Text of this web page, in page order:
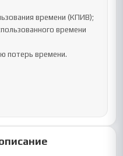
времени (КПИВ);
времени
потерь времени.